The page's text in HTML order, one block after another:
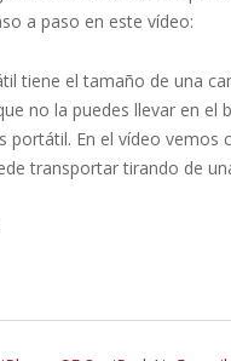
a paso en este vídeo:
tiene el tamaño de una
no la puedes llevar en el
portátil. En el vídeo vemos
transportar tirando de